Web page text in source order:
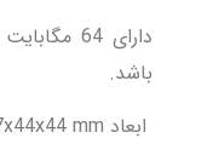
دارای 64
باشد.
ابعاد 177x44x44 mm , وزن 193 گرم می باشد.